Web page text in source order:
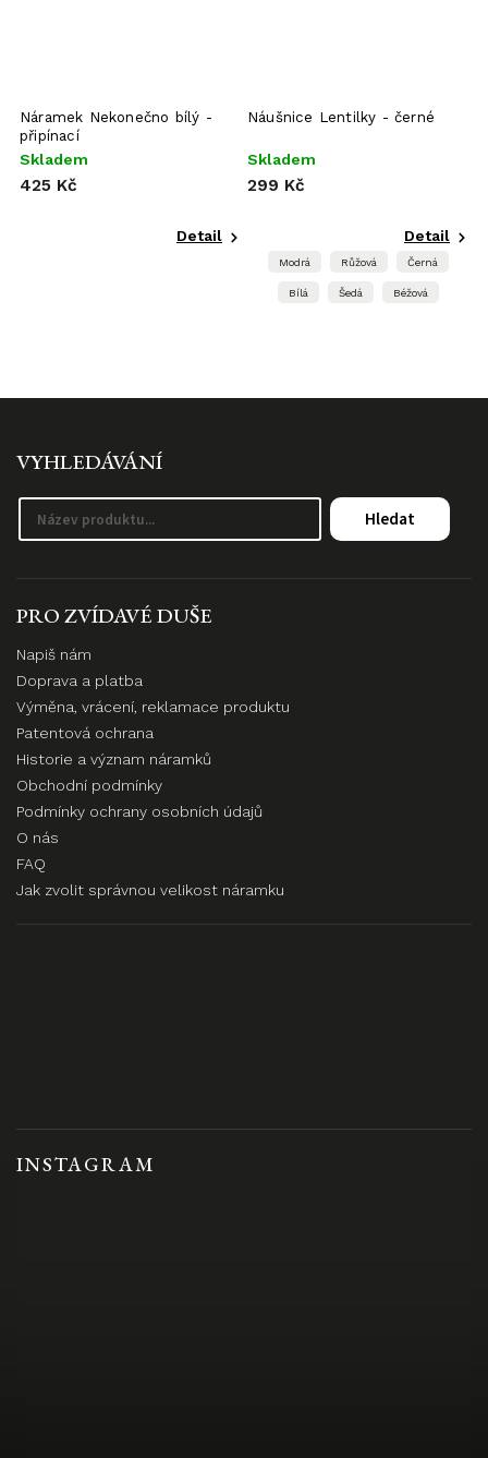
Náramek Nekonečno bílý -
připínací
Skladem
425 Kč
Detail
Náušnice Lentilky - černé
Skladem
299 Kč
Detail
Modrá Růžová Černá
Bílá Šedá Béžová
INSTAGRAM
VYHLEDÁVÁNÍ
Hledat
PRO ZVÍDAVÉ DUŠE
Napiš nám
Doprava a platba
Výměna, vrácení, reklamace produktu
Patentová ochrana
Historie a význam náramků
Obchodní podmínky
Podmínky ochrany osobních údajů
O nás
FAQ
Jak zvolit správnou velikost náramku